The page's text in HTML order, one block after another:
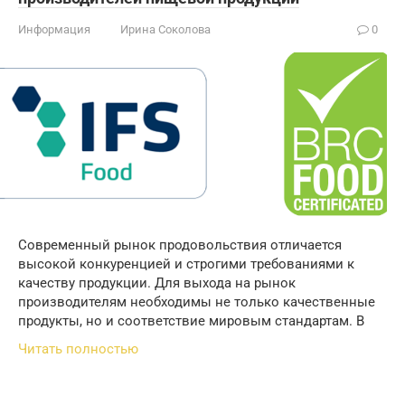
Информация Ирина Соколова 0
Современный рынок продовольствия отличается
высокой конкуренцией и строгими требованиями к
качеству продукции. Для выхода на рынок
производителям необходимы не только качественные
продукты, но и соответствие мировым стандартам. В
Читать полностью